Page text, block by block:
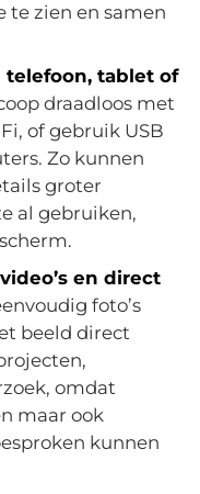
zien en samen
telefoon, tablet of
draadloos met
of gebruik USB
Zo kunnen
groter
al gebruiken,
en direct
foto’s
beeld direct
omdat
maar ook
kunnen